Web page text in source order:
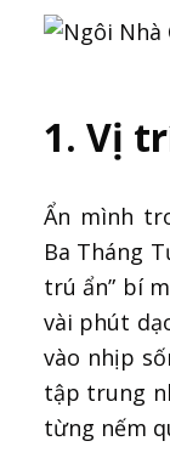
1. Vị
Ẩn mình
Ba Tháng
trú ẩn” bí
vài phút
vào nhịp
tập trung
từng nếm